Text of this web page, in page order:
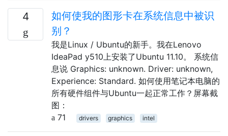
4
如何使我的图形卡在系统信息中被识
别？
我是Linux / Ubuntu的新手。我在Lenovo
IdeaPad y510上安装了Ubuntu 11.10。 系统信
息说 Graphics: unknown. Driver: unknown,
Experience: Standard. 如何使用笔记本电脑的
所有硬件组件与Ubuntu一起正常工作？屏幕截
图：
71
drivers graphics intel